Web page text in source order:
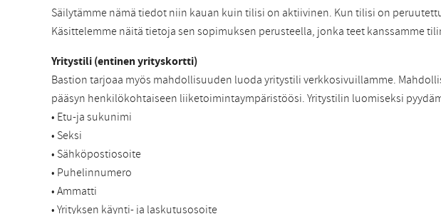
Säilytämme nämä tiedot niin kauan kuin tilisi on aktiivinen. Kun tilisi on
Käsittelemme näitä tietoja sen sopimuksen perusteella, jonka teet kanssamme
Yritystili (entinen yrityskortti)
Bastion tarjoaa myös mahdollisuuden luoda yritystili verkkosivuillamme.
pääsyn henkilökohtaiseen liiketoimintaympäristöösi. Yritystilin luomiseksi
• Etu-ja sukunimi
• Seksi
• Sähköpostiosoite
• Puhelinnumero
• Ammatti
• Yrityksen käynti- ja laskutusosoite